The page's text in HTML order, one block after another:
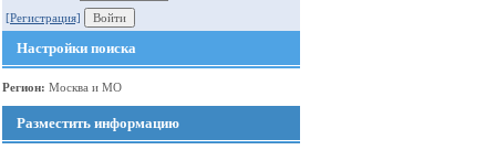
[Регистрация]
Настройки поиска
Регион: Москва и МО
Разместить информацию